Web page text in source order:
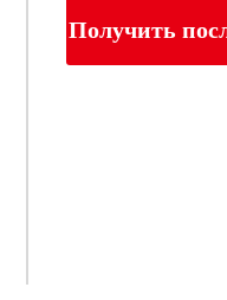
Получить